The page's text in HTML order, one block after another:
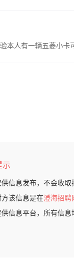
本人有一辆五菱小卡
示
信息发布，不会收取
该信息是在澄海招聘
信息平台，所有信